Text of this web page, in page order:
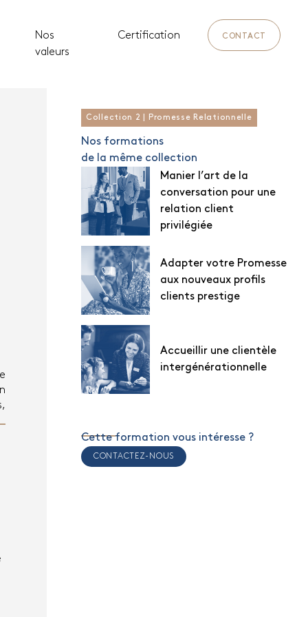
Nos
valeurs
Certification CONTACT
Collection 2 | Promesse Relationnelle
Nos formations
de la même collection
Manier l’art de la
conversation pour une
relation client
privilégiée
Adapter votre Promesse
aux nouveaux profils
clients prestige
Accueillir une clientèle
intergénérationnelle
Cette formation vous intéresse ?
CONTACTEZ-NOUS